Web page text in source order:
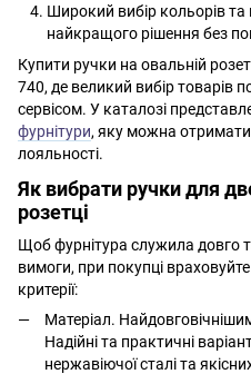
Широкий вибір кольорів
найкращого рішення без
Купити ручки на овальній
740, де великий вибір товарів
сервісом. У каталозі
фурнітури, яку можна
лояльності.
Як вибрати ручки для
розетці
Щоб фурнітура служила довго
вимоги, при покупці враховуйте
критерії:
Матеріал.
Надійні та практичні
нержавіючої сталі та